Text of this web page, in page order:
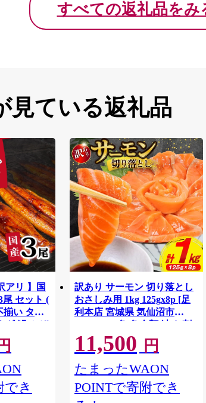
すべての返礼品をみ
見ている返礼品
アリ 】国
尾 セット (
揃い タ
ギ 鰻 ふぞ
ひつまぶ
町 ふるさ
でき
訳あり サーモン 切り落とし
おさしみ用 1kg 125gx8p [足
利本店 宮城県 気仙沼市
20564313] 魚 魚介類 鮭 お刺
し身 刺し身 刺身 生 生食 個
包装 チリ銀鮭 銀鮭 海鮮 海鮮
丼 魚介
11,500 円
たまったWAON
POINTで寄附でき